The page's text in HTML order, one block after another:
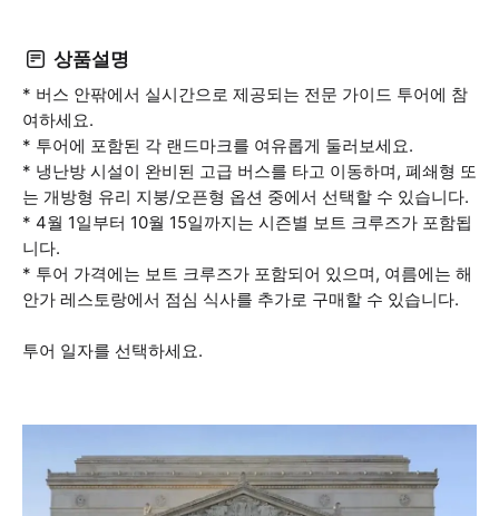
상품설명
* 버스 안팎에서 실시간으로 제공되는 전문 가이드 투어에 참
여하세요.
* 투어에 포함된 각 랜드마크를 여유롭게 둘러보세요.
* 냉난방 시설이 완비된 고급 버스를 타고 이동하며, 폐쇄형 또
는 개방형 유리 지붕/오픈형 옵션 중에서 선택할 수 있습니다.
* 4월 1일부터 10월 15일까지는 시즌별 보트 크루즈가 포함됩
니다.
* 투어 가격에는 보트 크루즈가 포함되어 있으며, 여름에는 해
안가 레스토랑에서 점심 식사를 추가로 구매할 수 있습니다.
투어 일자를 선택하세요.